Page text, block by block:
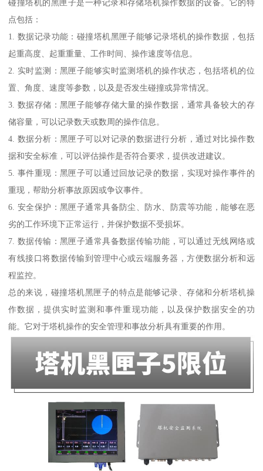
碰撞塔机的黑匣子是一种记录和存储塔机操作数据的设备。它的特
点包括：
1. 数据记录功能：碰撞塔机黑匣子能够记录塔机的操作数据，包括
起重高度、起重重量、工作时间、操作速度等信息。
2. 实时监测：黑匣子能够实时监测塔机的操作状态，包括塔机的位
置、角度、速度等参数，以及是否发生碰撞或异常情况。
3. 数据存储：黑匣子能够存储大量的操作数据，通常具备较大的存
储容量，可以记录数天或数周的操作信息。
4. 数据分析：黑匣子可以对记录的数据进行分析，通过对比操作数
据和安全标准，可以评估操作是否符合要求，提供改进建议。
5. 事件重现：黑匣子可以通过回放记录的数据，实现对操作事件的
重现，帮助分析事故原因或争议事件。
6. 安全保护：黑匣子通常具备防尘、防水、防震等功能，能够在恶
劣的工作环境下正常运行，并保护数据不受损坏。
7. 数据传输：黑匣子通常具备数据传输功能，可以通过无线网络或
有线接口将数据传输到管理中心或云端服务器，方便数据分析和远
程监控。
总的来说，碰撞塔机黑匣子的特点是能够记录、存储和分析塔机操
作数据，提供实时监测和事件重现功能，以及保护数据安全的功
能。它对于塔机操作的安全管理和事故分析具有重要的作用。